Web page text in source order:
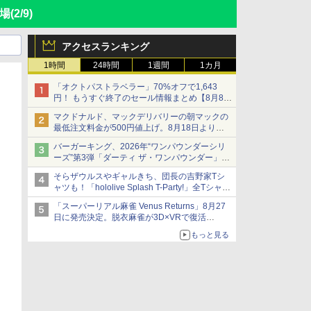
(2/9)
アクセスランキング
1時間 24時間 1週間 1カ月
「オクトパストラベラー」70%オフで1,643
円！ もうすぐ終了のセール情報まとめ【8月8日
更新】
ニンテンドーeショップでは「大神 絶景版」が
67%オフで990円
マクドナルド、マックデリバリーの朝マックの
最低注文料金が500円値上げ。8月18日より
1,500円から受付
バーガーキング、2026年“ワンパウンダーシリ
ーズ”第3弾「ダーティ ザ・ワンパウンダー」を
8月7日発売
「特製ガーリックマヨソース」を使用した超大
型チーズバーガー
そらザウルスやギャルきち、団長の吉野家Tシ
ャツも！「hololive Splash T-Party!」全Tシャツ
ラインナップ公開＆オンライン販売開始
「スーパーリアル麻雀 Venus Returns」8月27
日に発売決定。脱衣麻雀が3D×VRで復活
発売から2週間は20%オフになるセールが実施
もっと見る